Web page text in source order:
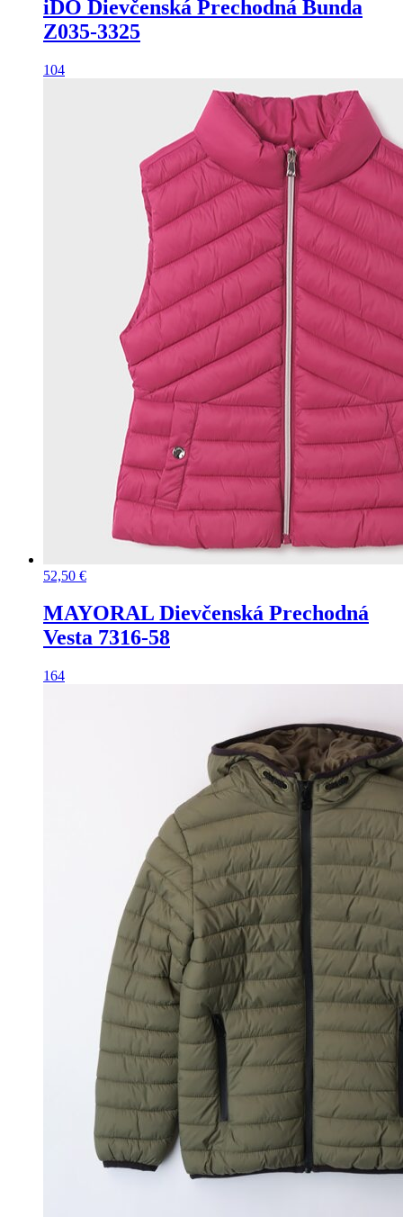
iDO Dievčenská Prechodná Bunda
Z035-3325
104
52,50 €
MAYORAL Dievčenská Prechodná
Vesta 7316-58
164